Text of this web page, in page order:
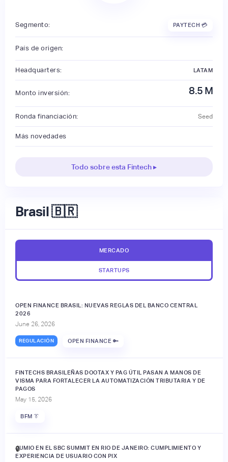
Segmento: PAYTECH 💳
País de origen:
Headquarters: LATAM
Monto inversión: 8.5 M
Ronda financiación: Seed
Más novedades
Todo sobre esta Fintech ▸
Brasil 🇧🇷
MERCADO
STARTUPS
OPEN FINANCE BRASIL: NUEVAS REGLAS DEL BANCO CENTRAL
2026
June 26, 2026
REGULACIÓN OPEN FINANCE 🔑
FINTECHS BRASILEÑAS DOOTAX Y PAG ÚTIL PASAN A MANOS DE
VISMA PARA FORTALECER LA AUTOMATIZACIÓN TRIBUTARIA Y DE
PAGOS
May 15, 2026
BFM 👔
JUMIO EN EL SBC SUMMIT EN RIO DE JANEIRO: CUMPLIMIENTO Y
EXPERIENCIA DE USUARIO CON PIX
🔒